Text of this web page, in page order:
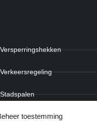
toestemming
Versperringshekken
Verkeersregeling
Stadspalen
Afzetpalen